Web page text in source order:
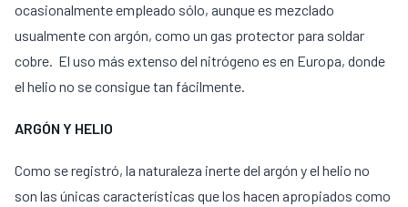
ocasionalmente empleado sólo, aunque es mezclado
usualmente con argón, como un gas protector para soldar
cobre. El uso más extenso del nitrógeno es en Europa, donde
el helio no se consigue tan fácilmente.
ARGÓN Y HELIO
Como se registró, la naturaleza inerte del argón y el helio no
son las únicas características que los hacen apropiados como